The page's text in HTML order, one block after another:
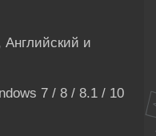
и
7 / 8 / 8.1 / 10